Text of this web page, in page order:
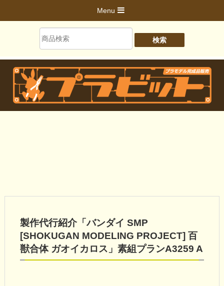
Menu
製作代行紹介「バンダイ SMP
[SHOKUGAN MODELING PROJECT] 百
獣合体 ガオイカロス」素組プランA3259 A